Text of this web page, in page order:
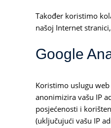
Također koristimo
našoj Internet
Google
Koristimo uslugu web
anonimizira vašu IP
posjećenosti i
(uključujući vašu IP